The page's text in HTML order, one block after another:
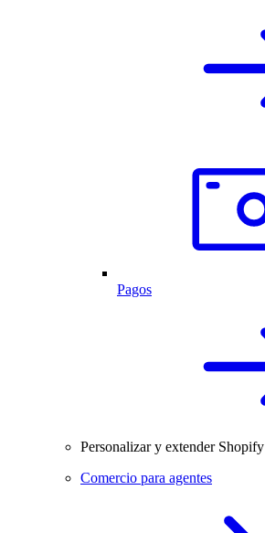
Pagos
Personalizar y extender Shopify
Comercio para agentes